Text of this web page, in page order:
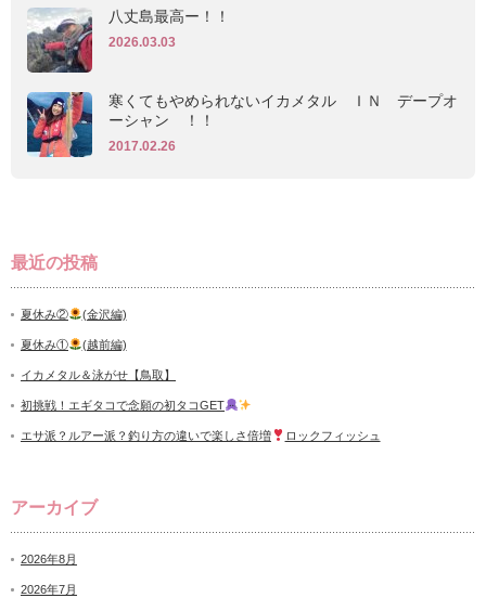
八丈島最高ー！！
2026.03.03
寒くてもやめられないイカメタル ＩＮ デープオ
ーシャン ！！
2017.02.26
最近の投稿
夏休み② (金沢編)
夏休み① (越前編)
イカメタル＆泳がせ【鳥取】
初挑戦！エギタコで念願の初タコGET
エサ派？ルアー派？釣り方の違いで楽しさ倍増 ロックフィッシュ
アーカイブ
2026年8月
2026年7月